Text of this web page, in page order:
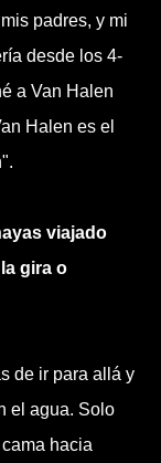
padres, y mi
desde los 4-
a Van Halen
Halen es el
viajado
gira o
de ir para allá y
el agua. Solo
hacia